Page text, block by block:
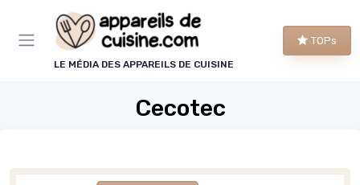
LE MÉDIA DES APPAREILS DE CUISINE
TOPs
Cecotec
Panneau de gestion des cookies